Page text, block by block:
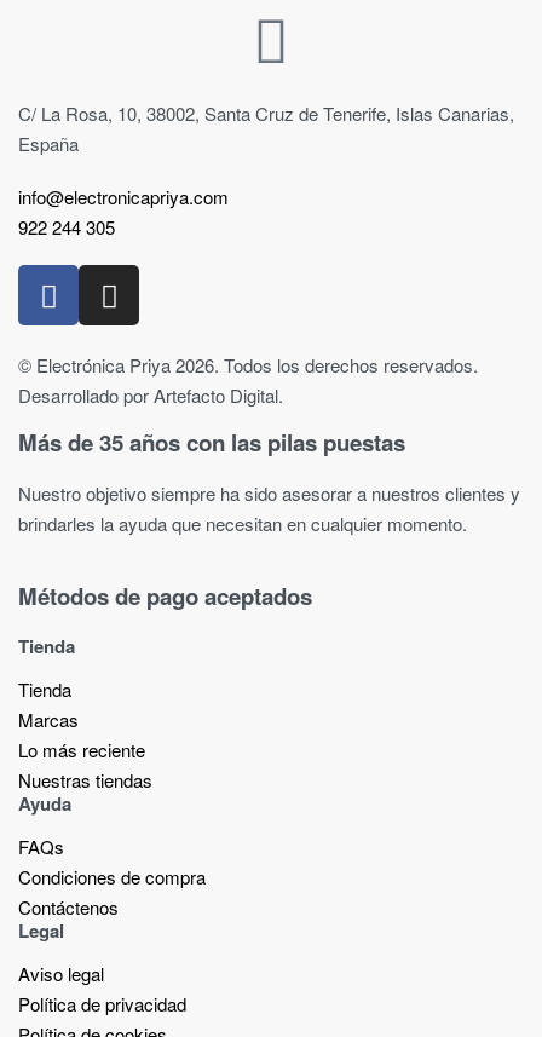
C/ La Rosa, 10, 38002, Santa Cruz de Tenerife, Islas Canarias,
España
info@electronicapriya.com
922 244 305
© Electrónica Priya 2026. Todos los derechos reservados.
Desarrollado por Artefacto Digital.
Más de 35 años con las pilas puestas
Nuestro objetivo siempre ha sido asesorar a nuestros clientes y
brindarles la ayuda que necesitan en cualquier momento.
Métodos de pago aceptados
Tienda
Tienda
Marcas
Lo más reciente​
Nuestras tiendas​
Ayuda
FAQs
Condiciones de compra
Contáctenos
Legal
Aviso legal
Política de privacidad